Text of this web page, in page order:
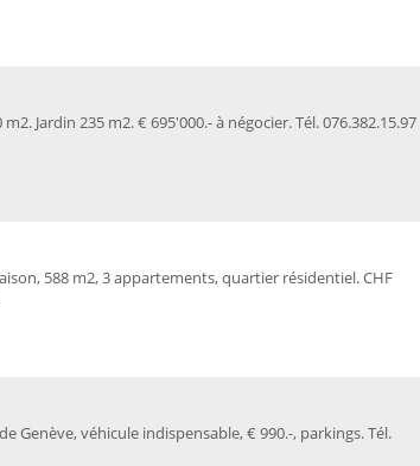
Jardin 235 m2. € 695'000.- à négocier. Tél. 076.382.15.97
588 m2, 3 appartements, quartier résidentiel. CHF
Genève, véhicule indispensable, € 990.-, parkings. Tél.